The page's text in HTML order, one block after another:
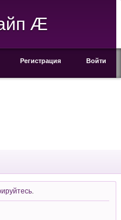
Æ
Регистрация Войти